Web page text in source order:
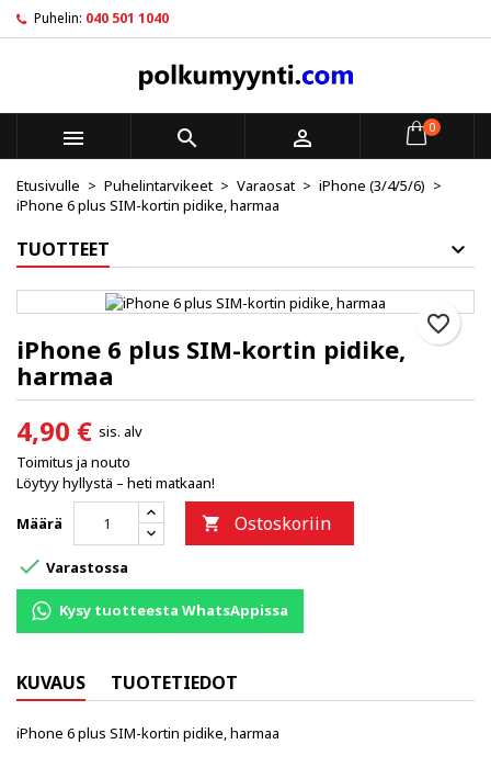
Puhelin: 040 501 1040
   0
Etusivulle Puhelintarvikeet Varaosat
iPhone (3/4/5/6)
iPhone 6 plus SIM-kortin pidike, harmaa
TUOTTEET
iPhone 6 plus SIM-kortin pidike,
harmaa
4,90 € sis. alv
Toimitus ja nouto
Löytyy hyllystä – heti matkaan!
Määrä  Ostoskoriin
favorite_border
 Varastossa
Kysy tuotteesta WhatsAppissa
KUVAUS TUOTETIEDOT
iPhone 6 plus SIM-kortin pidike, harmaa
My wishlists ×
Create new list
Luo toivelista ×
Toivelistan nimi
Peruuta
Kirjaudu sisään ×
Sinun pitää olla kirjautunut jotta voit lisätä tuotteita
toivelistalle.
Peruuta Kirjaudu sisään